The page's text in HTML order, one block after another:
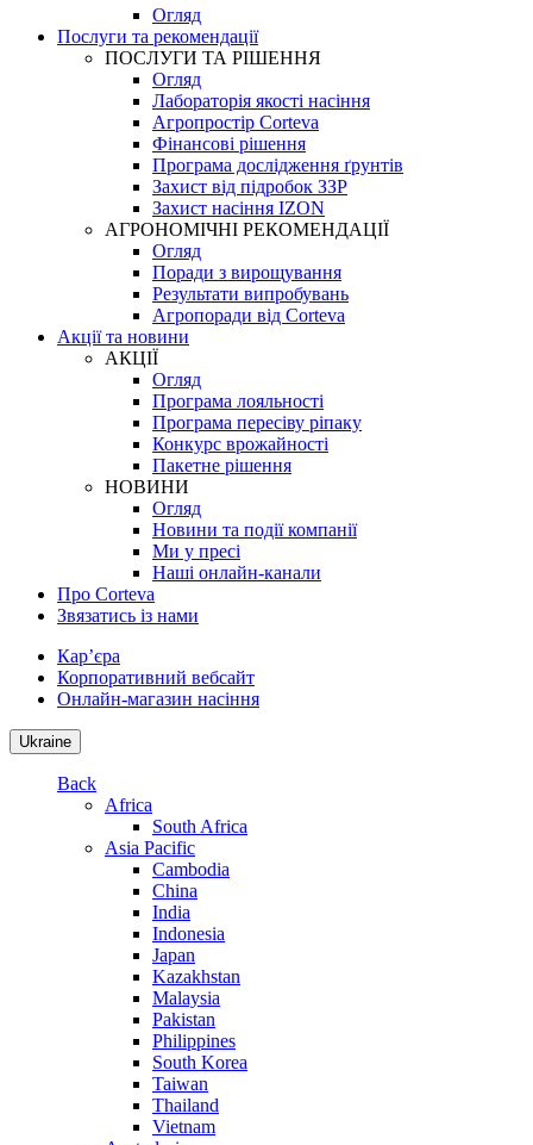
Огляд
Послуги та рекомендації
ПОСЛУГИ ТА РІШЕННЯ
Огляд
Лабораторія якості насіння
Агропростір Corteva
Фінансові рішення
Програма дослідження ґрунтів
Захист від підробок ЗЗР
Захист насіння IZON
АГРОНОМІЧНІ РЕКОМЕНДАЦІЇ
Огляд
Поради з вирощування
Результати випробувань
Агропоради від Corteva
Акції та новини
АКЦІЇ
Огляд
Програма лояльності
Програма пересіву ріпаку
Конкурс врожайності
Пакетне рішення
НОВИНИ
Огляд
Новини та події компанії
Ми у пресі
Наші онлайн-канали
Про Corteva
Звязатись із нами
Кар’єра
Корпоративний вебсайт
Онлайн-магазин насіння
Ukraine
Back
Africa
South Africa
Asia Pacific
Cambodia
China
India
Indonesia
Japan
Kazakhstan
Malaysia
Pakistan
Philippines
South Korea
Taiwan
Thailand
Vietnam